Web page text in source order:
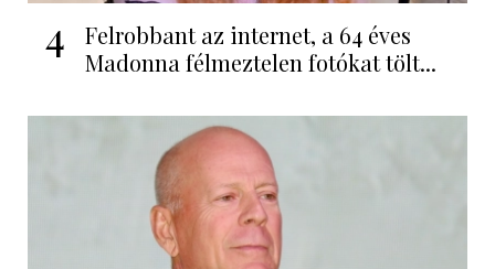
4
Felrobbant az internet, a 64 éves
Madonna félmeztelen fotókat tölt...